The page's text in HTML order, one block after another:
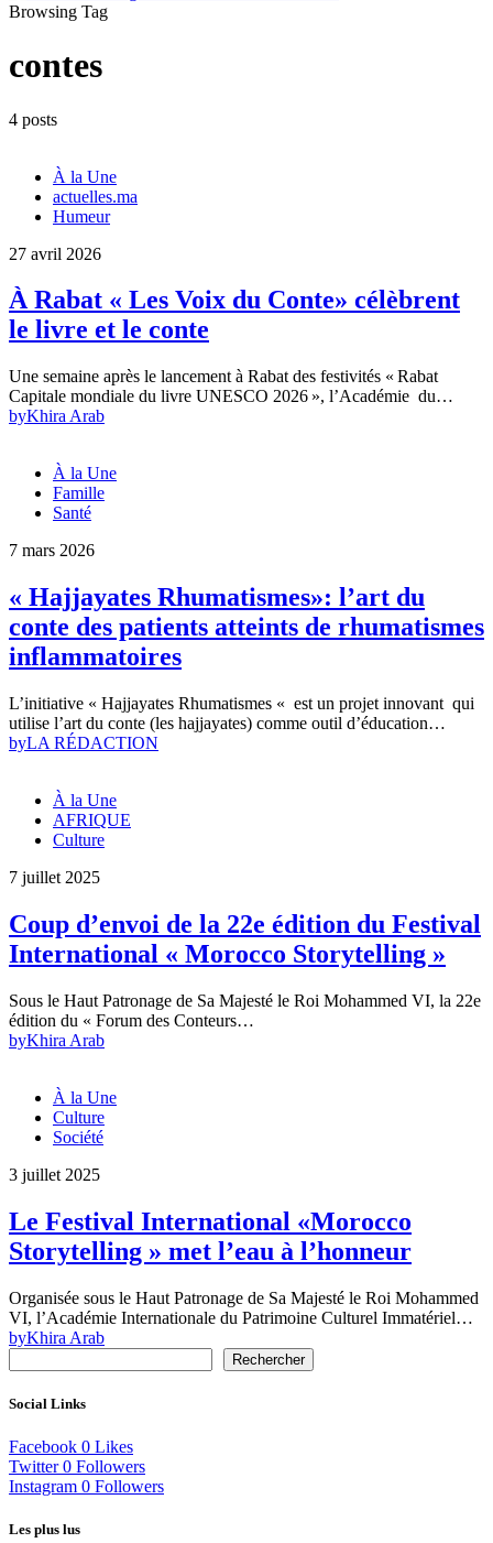
Browsing Tag
contes
4 posts
À la Une
actuelles.ma
Humeur
27 avril 2026
À Rabat « Les Voix du Conte» célèbrent
le livre et le conte
Une semaine après le lancement à Rabat des festivités « Rabat
Capitale mondiale du livre UNESCO 2026 », l’Académie du…
byKhira Arab
À la Une
Famille
Santé
7 mars 2026
« Hajjayates Rhumatismes»: l’art du
conte des patients atteints de rhumatismes
inflammatoires
L’initiative « Hajjayates Rhumatismes « est un projet innovant qui
utilise l’art du conte (les hajjayates) comme outil d’éducation…
byLA RÉDACTION
À la Une
AFRIQUE
Culture
7 juillet 2025
Coup d’envoi de la 22e édition du Festival
International « Morocco Storytelling »
Sous le Haut Patronage de Sa Majesté le Roi Mohammed VI, la 22e
édition du « Forum des Conteurs…
byKhira Arab
À la Une
Culture
Société
3 juillet 2025
Le Festival International «Morocco
Storytelling » met l’eau à l’honneur
Organisée sous le Haut Patronage de Sa Majesté le Roi Mohammed
VI, l’Académie Internationale du Patrimoine Culturel Immatériel…
byKhira Arab
Rechercher
Social Links
Facebook 0 Likes
Twitter 0 Followers
Instagram 0 Followers
Les plus lus